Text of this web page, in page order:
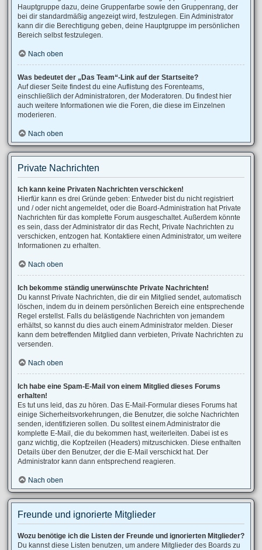
Hauptgruppe dazu, deine Gruppenfarbe sowie den Gruppenrang, der
bei dir standardmäßig angezeigt wird, festzulegen. Ein Administrator
kann dir die Berechtigung geben, deine Hauptgruppe im persönlichen
Bereich selbst festzulegen.
Nach oben
Was bedeutet der „Das Team“-Link auf der Startseite?
Auf dieser Seite findest du eine Auflistung des Forenteams,
einschließlich der Administratoren, der Moderatoren. Du findest hier
auch weitere Informationen wie die Foren, die diese im Einzelnen
moderieren.
Nach oben
Private Nachrichten
Ich kann keine Privaten Nachrichten verschicken!
Hierfür kann es drei Gründe geben: Entweder bist du nicht registriert
und / oder nicht angemeldet, oder die Board-Administration hat Private
Nachrichten für das komplette Forum ausgeschaltet. Außerdem könnte
es sein, dass der Administrator dir das Recht, Private Nachrichten zu
verschicken, entzogen hat. Kontaktiere einen Administrator, um weitere
Informationen zu erhalten.
Nach oben
Ich bekomme ständig unerwünschte Private Nachrichten!
Du kannst Private Nachrichten, die dir ein Mitglied sendet, automatisch
löschen, indem du in deinem persönlichen Bereich eine entsprechende
Regel erstellst. Falls du belästigende Nachrichten von jemandem
erhältst, so kannst du dies auch einem Administrator melden. Dieser
kann dem betreffenden Mitglied dann verbieten, Private Nachrichten zu
versenden.
Nach oben
Ich habe eine Spam-E-Mail von einem Mitglied dieses Forums
erhalten!
Es tut uns leid, das zu hören. Das E-Mail-Formular dieses Forums hat
einige Sicherheitsvorkehrungen, die Benutzer, die solche Nachrichten
senden, identifizieren sollen. Du solltest einem Administrator die
komplette E-Mail, die du bekommen hast, weiterleiten. Dabei ist es
ganz wichtig, die Kopfzeilen (Headers) mitzuschicken. Diese enthalten
Details über den Benutzer, der die E-Mail verschickt hat. Der
Administrator kann dann entsprechend reagieren.
Nach oben
Freunde und ignorierte Mitglieder
Wozu benötige ich die Listen der Freunde und ignorierten Mitglieder?
Du kannst diese Listen benutzen, um andere Mitglieder des Boards zu